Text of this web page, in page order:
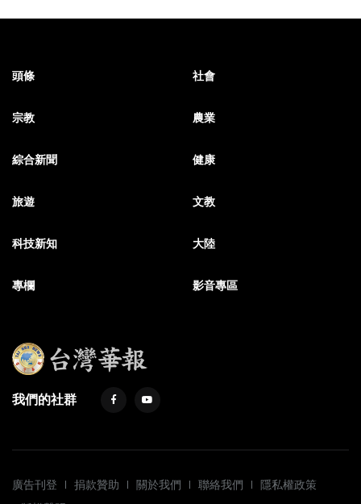
頭條 社會
宗教 農業
綜合新聞 健康
旅遊 文教
科技新知 大陸
專欄 影音專區
我們的社群
廣告刊登 捐款贊助 關於我們 聯絡我們
隱私權政策